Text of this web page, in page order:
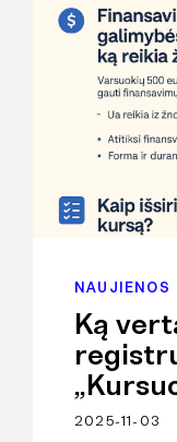
NAUJIENOS
Ką
2025-11-03